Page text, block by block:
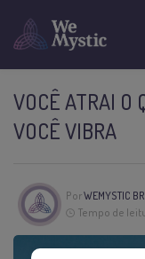
VOCÊ ATRAI O
VOCÊ VIBRA
PorWEMYSTIC
Tempo de